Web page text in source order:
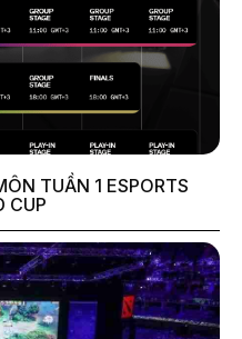
TUẦN 1 ESPORTS
CUP